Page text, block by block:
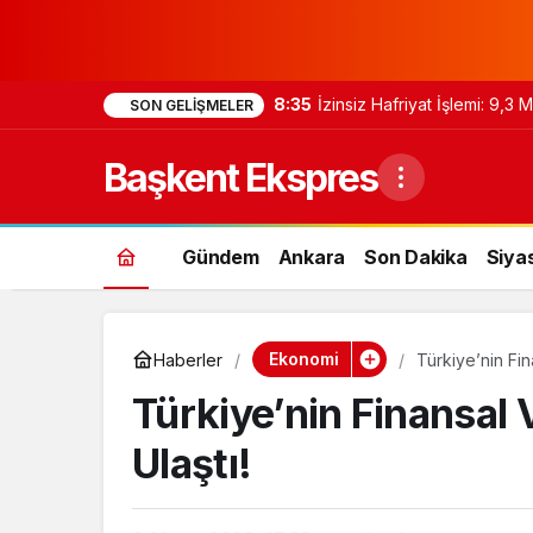
SON GELIŞMELER 8:35 İzinsiz Hafriyat İşlemi: 9,3
Başkent Ekspres
Gündem Ankara Son Dakika
Haberler Ekonomi Türkiye’nin
Türkiye’nin Finansal
Ulaştı!